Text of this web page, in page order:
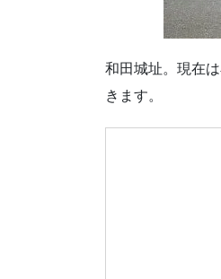
和田城址。現在
きます。